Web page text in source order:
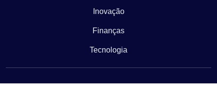
Inovação
Finanças
Tecnologia